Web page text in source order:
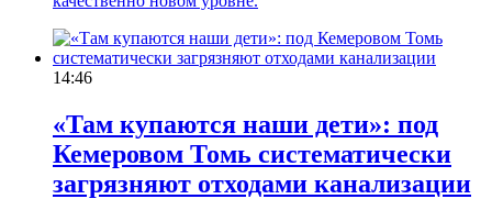
14:46
«Там купаются наши дети»: под
Кемеровом Томь систематически
загрязняют отходами канализации